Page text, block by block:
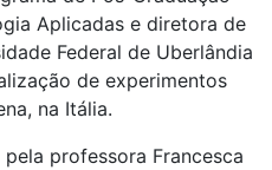
Aplicadas e diretora de
Federal de Uberlândia
de experimentos
na Itália.
professora Francesca